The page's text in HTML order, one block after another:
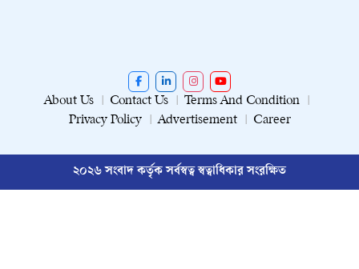
About Us Contact Us
Terms And Condition
Privacy Policy
Advertisement Career
২০২৬ সংবাদ কর্তৃক সর্বস্বত্ব স্বত্বাধিকার সংরক্ষিত